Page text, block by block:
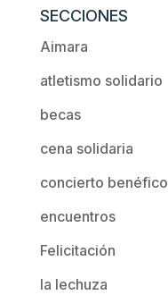
SECCIONES
Aimara
atletismo solidario
becas
cena solidaria
concierto benéfico
encuentros
Felicitación
la lechuza